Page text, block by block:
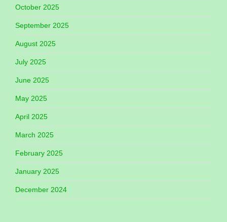
October 2025
September 2025
August 2025
July 2025
June 2025
May 2025
April 2025
March 2025
February 2025
January 2025
December 2024